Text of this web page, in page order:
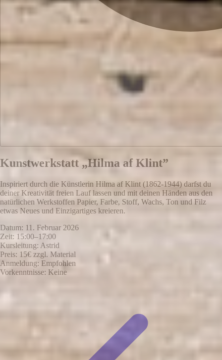
Kunstwerkstatt „Hilma af Klint”
Inspiriert durch die Künstlerin Hilma af Klint (1862-1944) darfst du
deiner Kreativität freien Lauf lassen und mit deinen Händen aus den
natürlichen Werkstoffen Papier, Farbe, Stoff, Wachs, Ton und Filz
etwas Neues und Einzigartiges kreieren.
Datum: 11. Februar 2026
Zeit: 15:00–17:00
Kursleitung: Astrid
Preis: 15€ zzgl. Material
Anmeldung: Empfohlen
Vorkenntnisse: Keine